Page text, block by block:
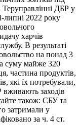
ДБР у
липні 2022 року
харчів
В результаті
на понад 3
суму майже 320
частина продуктів,
які їх потребували,
вживають заходів
також: СБУ та
затримали у
за ч. 4 ст.